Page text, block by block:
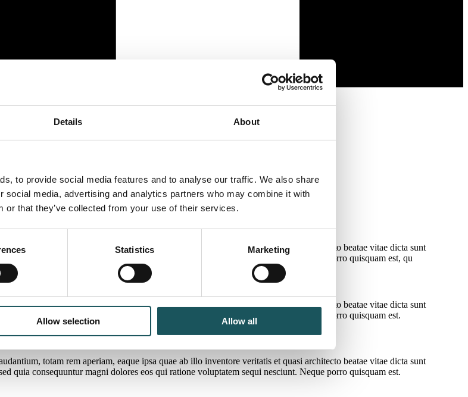
Details About
to provide social media features and to analyse our traffic. We also share
social media, advertising and analytics partners who may combine it with
or that they’ve collected from your use of their services.
Statistics Marketing
Allow selection Allow all
totam rem aperiam, eaque ipsa quae ab illo inventore veritatis et quasi architecto beatae vitae dicta sunt
quia consequuntur magni dolores eos qui ratione voluptatem sequi nesciunt. Neque porro quisquam est, qu
totam rem aperiam, eaque ipsa quae ab illo inventore veritatis et quasi architecto beatae vitae dicta sunt
quia consequuntur magni dolores eos qui ratione voluptatem sequi nesciunt. Neque porro quisquam est.
totam rem aperiam, eaque ipsa quae ab illo inventore veritatis et quasi architecto beatae vitae dicta sunt
quia consequuntur magni dolores eos qui ratione voluptatem sequi nesciunt. Neque porro quisquam est.